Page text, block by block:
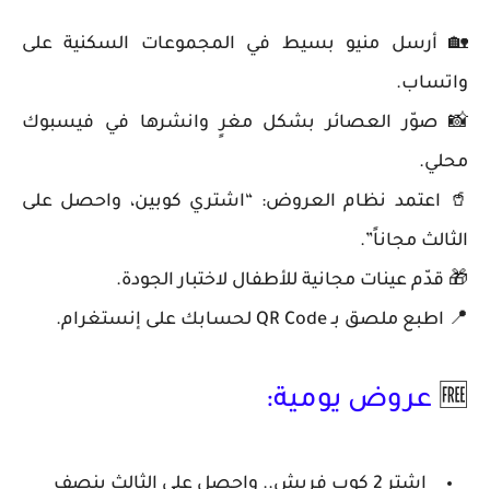
🏡 أرسل منيو بسيط في المجموعات السكنية على
واتساب.
📸 صوّر العصائر بشكل مغرٍ وانشرها في فيسبوك
محلي.
🥤 اعتمد نظام العروض: “اشتري كوبين، واحصل على
الثالث مجاناً”.
🎁 قدّم عينات مجانية للأطفال لاختبار الجودة.
📍 اطبع ملصق بـ QR Code لحسابك على إنستغرام.
🆓 عروض يومية:
اشترِ 2 كوب فريش.. واحصل على الثالث بنصف